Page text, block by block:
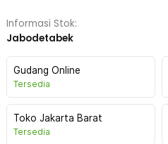
Informasi Stok:
Jabodetabek
Gudang Online
Tersedia
Toko Jakarta Barat
Tersedia